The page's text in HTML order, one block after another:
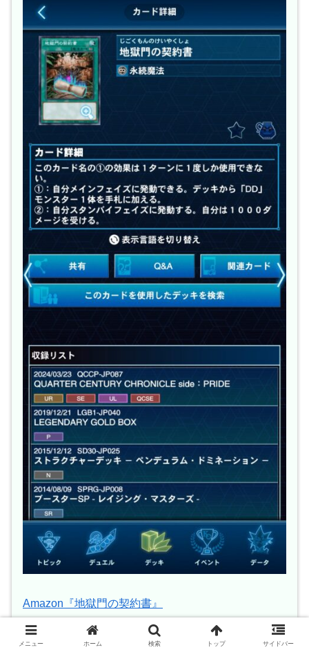
Amazon『地獄門の契約書』
出典:遊戯王ニューロン
メニュー ホーム 検索 トップ サイドバー